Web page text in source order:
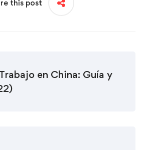
this post
en China: Guía y